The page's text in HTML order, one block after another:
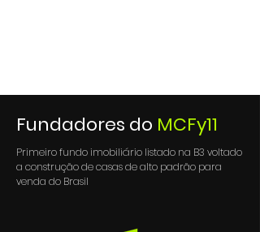
Fundadores do MCFy11
Primeiro fundo imobiliário listado na B3 voltado
a construção de casas de alto padrão para
venda do Brasil